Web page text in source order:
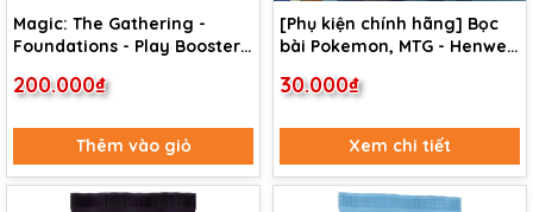
Magic: The Gathering -
Foundations - Play Booster
200.000₫
Thêm vào giỏ
[Phụ kiện chính hãng] Bọc
bài Pokemon, MTG - Henwei
30.000₫
Xem chi tiết